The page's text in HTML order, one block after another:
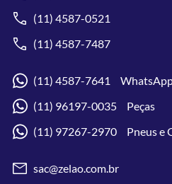
(11) 4587-0521
(11) 4587-7487
(11) 4587-7641
(11) 96197-0035 Peças
(11) 97267-2970 Pneus e
sac@zelao.com.br